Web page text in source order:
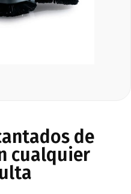
de
cualquier